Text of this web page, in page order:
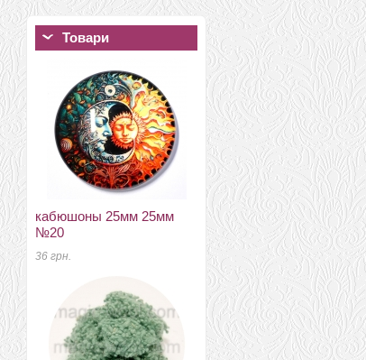
Товари
кабюшоны 25мм 25мм
№20
36 грн.
новозеландский 27мкм
Латвия темный
аквамарин К5002
175 грн.